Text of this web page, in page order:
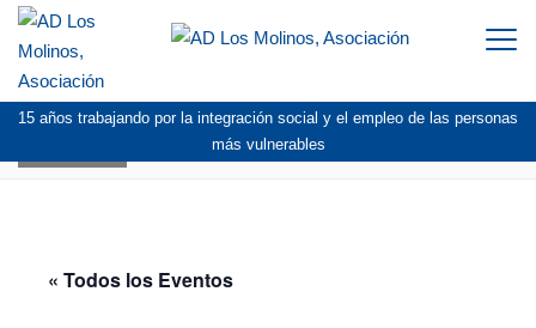
15 años trabajando por la integración social y el empleo de las personas
más vulnerables
« Todos los Eventos